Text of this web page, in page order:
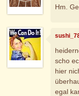
Hm.
scho
hier
egal